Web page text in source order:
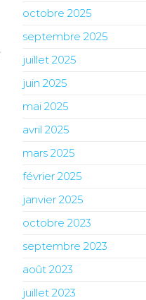
octobre 2025
septembre 2025
juillet 2025
juin 2025
mai 2025
avril 2025
mars 2025
février 2025
janvier 2025
octobre 2023
septembre 2023
août 2023
juillet 2023